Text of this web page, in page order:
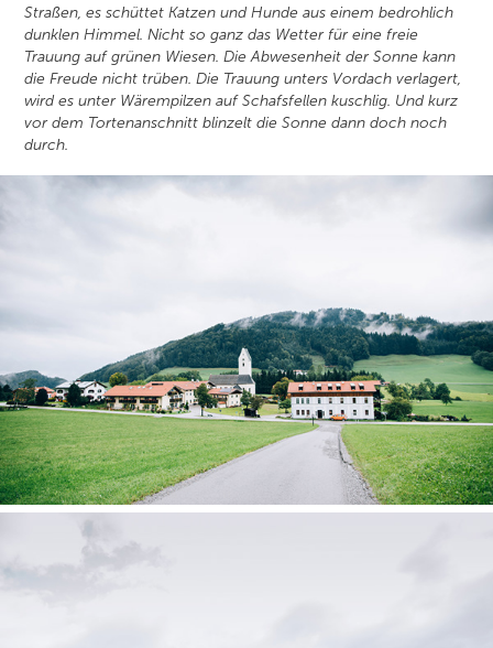
Straßen, es schüttet Katzen und Hunde aus einem bedrohlich
dunklen Himmel. Nicht so ganz das Wetter für eine freie
Trauung auf grünen Wiesen. Die Abwesenheit der Sonne kann
die Freude nicht trüben. Die Trauung unters Vordach verlagert,
wird es unter Wärempilzen auf Schafsfellen kuschlig. Und kurz
vor dem Tortenanschnitt blinzelt die Sonne dann doch noch
durch.